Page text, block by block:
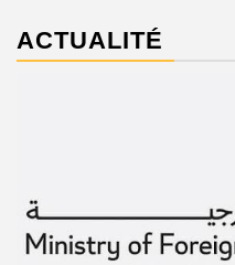
ACTUALITÉ